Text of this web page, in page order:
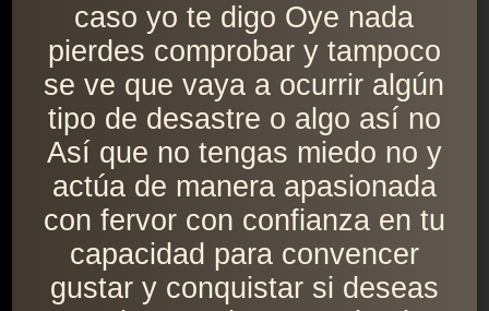
caso yo te digo Oye nada
pierdes comprobar y tampoco
se ve que vaya a ocurrir algún
tipo de desastre o algo así no
Así que no tengas miedo no y
actúa de manera apasionada
con fervor con confianza en tu
capacidad para convencer
gustar y conquistar si deseas